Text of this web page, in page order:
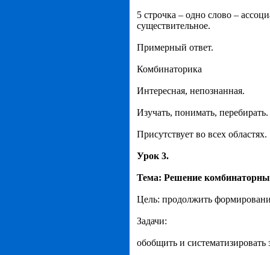
5 строчка – одно слово –
существительное.
Примерный ответ.
Комбинаторика
Интересная, непознанная.
Изучать, понимать, перебирать.
Присутствует во всех областях.
Урок 3.
Тема: Решение
Цель: продолжить
Задачи:
обобщить и